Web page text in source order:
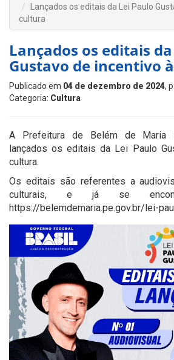
Lançados os editais da Lei Paulo
cultura
Lançados os editais
Gustavo de incentivo
Publicado em 04 de dezembro de 2024,
Categoria: Cultura
A Prefeitura de Belém de Maria
lançados os editais da Lei Paulo
cultura.
Os editais são referentes a
culturais, e já se
https://belemdemaria.pe.gov.br/lei-